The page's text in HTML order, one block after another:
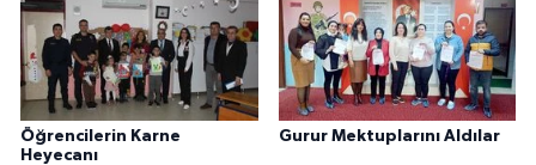
Öğrencilerin Karne
Heyecanı
Gurur Mektuplarını Aldılar